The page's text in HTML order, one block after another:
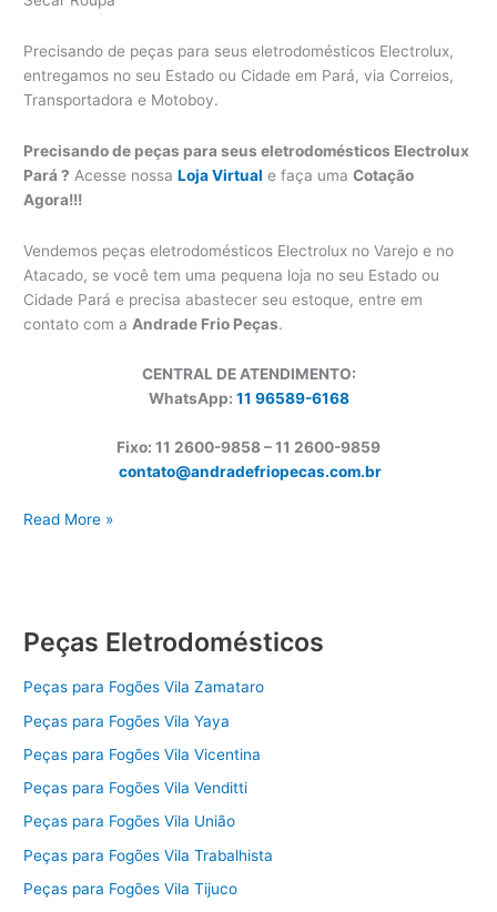
Precisando de peças para seus eletrodomésticos Electrolux,
entregamos no seu Estado ou Cidade em Pará, via Correios,
Transportadora e Motoboy.
Precisando de peças para seus eletrodomésticos Electrolux
Pará ? Acesse nossaLoja Virtual e faça umaCotação
Agora!!!
Vendemos peças eletrodomésticos Electrolux no Varejo e no
Atacado, se você tem uma pequena loja no seu Estado ou
Cidade Pará e precisa abastecer seu estoque, entre em
contato com a Andrade Frio Peças.
CENTRAL DE ATENDIMENTO:
WhatsApp: 11 96589-6168
Fixo: 11 2600-9858 – 11 2600-9859
contato@andradefriopecas.com.br
Peças
Read More »
Peças Eletrodomésticos
Peças para Fogões Vila Zamataro
Peças para Fogões Vila Yaya
Peças para Fogões Vila Vicentina
Peças para Fogões Vila Venditti
Peças para Fogões Vila União
Peças para Fogões Vila Trabalhista
Peças para Fogões Vila Tijuco